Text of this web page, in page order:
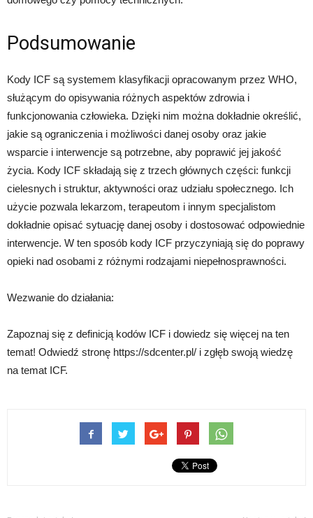
Podsumowanie
Kody ICF są systemem klasyfikacji opracowanym przez WHO,
służącym do opisywania różnych aspektów zdrowia i
funkcjonowania człowieka. Dzięki nim można dokładnie określić,
jakie są ograniczenia i możliwości danej osoby oraz jakie
wsparcie i interwencje są potrzebne, aby poprawić jej jakość
życia. Kody ICF składają się z trzech głównych części: funkcji
cielesnych i struktur, aktywności oraz udziału społecznego. Ich
użycie pozwala lekarzom, terapeutom i innym specjalistom
dokładnie opisać sytuację danej osoby i dostosować odpowiednie
interwencje. W ten sposób kody ICF przyczyniają się do poprawy
opieki nad osobami z różnymi rodzajami niepełnosprawności.
Wezwanie do działania:
Zapoznaj się z definicją kodów ICF i dowiedz się więcej na ten
temat! Odwiedź stronę https://sdcenter.pl/ i zgłęb swoją wiedzę
na temat ICF.